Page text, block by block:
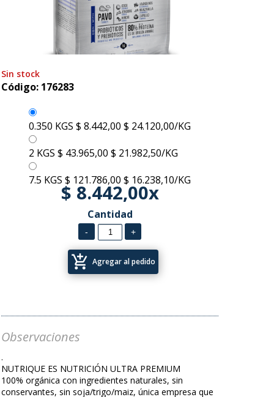
Sin stock
Código: 176283
0.350 KGS $ 8.442,00 $ 24.120,00/KG
2 KGS $ 43.965,00 $ 21.982,50/KG
7.5 KGS $ 121.786,00 $ 16.238,10/KG
$ 8.442,00x
Cantidad
add_shopping_cart Agregar al pedido
Observaciones
.
NUTRIQUE ES NUTRICIÓN ULTRA PREMIUM
100% orgánica con ingredientes naturales, sin
conservantes, sin soja/trigo/maiz, única empresa que